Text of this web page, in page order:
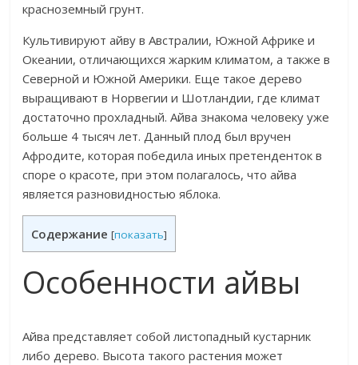
красноземный грунт.
Культивируют айву в Австралии, Южной Африке и
Океании, отличающихся жарким климатом, а также в
Северной и Южной Америки. Еще такое дерево
выращивают в Норвегии и Шотландии, где климат
достаточно прохладный. Айва знакома человеку уже
больше 4 тысяч лет. Данный плод был вручен
Афродите, которая победила иных претенденток в
споре о красоте, при этом полагалось, что айва
является разновидностью яблока.
Содержание [показать]
Особенности айвы
Айва представляет собой листопадный кустарник
либо дерево. Высота такого растения может